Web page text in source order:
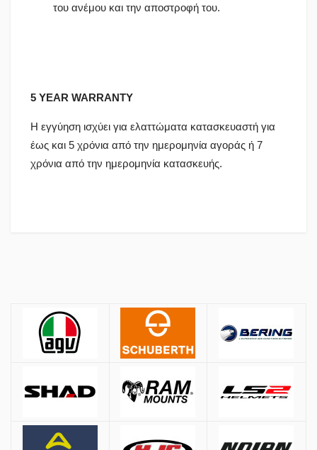
του ανέμου και την αποστροφή του.
5 YEAR WARRANTY
Η εγγύηση ισχύει για ελαττώματα κατασκευαστή για
έως και 5 χρόνια από την ημερομηνία αγοράς ή 7
χρόνια από την ημερομηνία κατασκευής.
ΚΡΑΝΗ
Αποστολές
Όλες οι αποστολές πραγματοποιούνται μέσω και
Αθήνα:2.90€
Αντικαταβολή: +
1.50€